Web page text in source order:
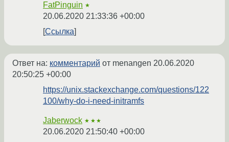
FatPinguin ★
20.06.2020 21:33:36 +00:00
Ссылка
Ответ на: комментарий от menangen 20.06.2020
20:50:25 +00:00
https://unix.stackexchange.com/questions/122
100/why-do-i-need-initramfs
Jaberwock ★★★
20.06.2020 21:50:40 +00:00